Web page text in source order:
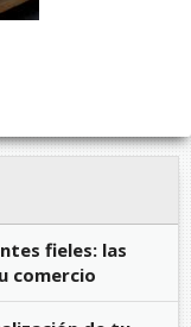
fieles: las
comercio